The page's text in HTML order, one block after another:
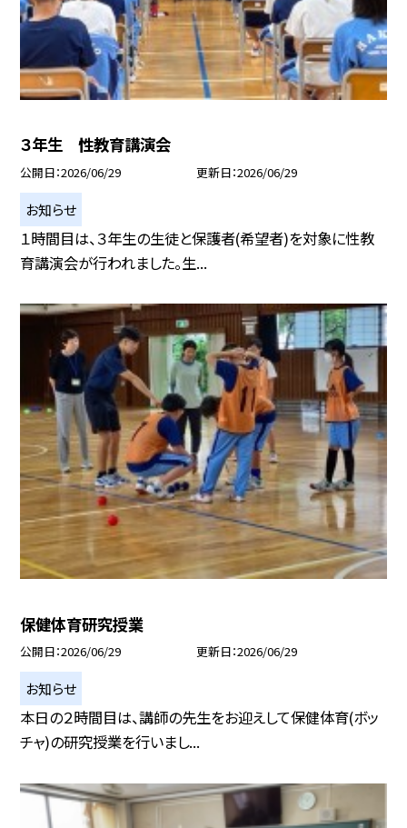
３年生 性教育講演会
公開日 2026/06/29 更新日 2026/06/29
お知らせ
１時間目は、３年生の生徒と保護者(希望者)を対象に性教
育講演会が行われました。生...
保健体育研究授業
公開日 2026/06/29 更新日 2026/06/29
お知らせ
本日の２時間目は、講師の先生をお迎えして保健体育(ボッ
チャ)の研究授業を行いまし...